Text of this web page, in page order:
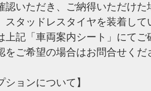
認いただき、ご納得いただけ
スタッドレスタイヤを装着し
上記「車両案内シート」にてご
をご希望の場合はお問合せくだ
ションについて】